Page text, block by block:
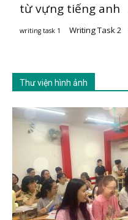
từ vựng tiếng anh
writing task 1 Writing Task 2
Thư viện hình ảnh